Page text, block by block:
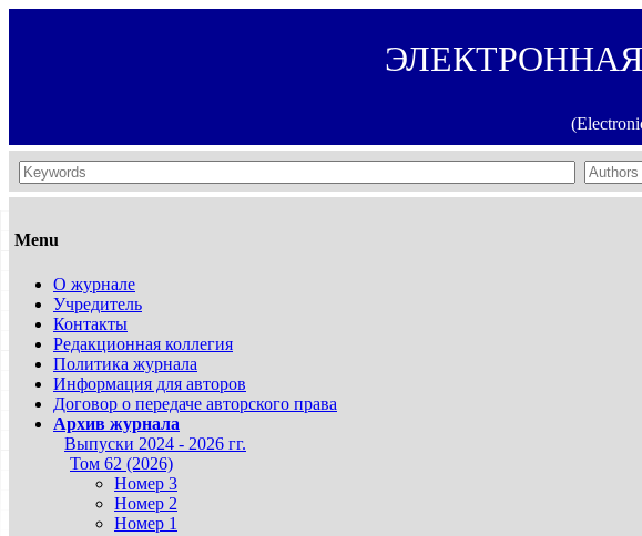
Menu
О журнале
Учредитель
Контакты
Редакционная коллегия
Политика журнала
Информация для авторов
Договор о передаче авторского права
Архив журнала
Выпуски 2024 - 2026 гг.
Том 62 (2026)
Номер 3
Номер 2
Номер 1